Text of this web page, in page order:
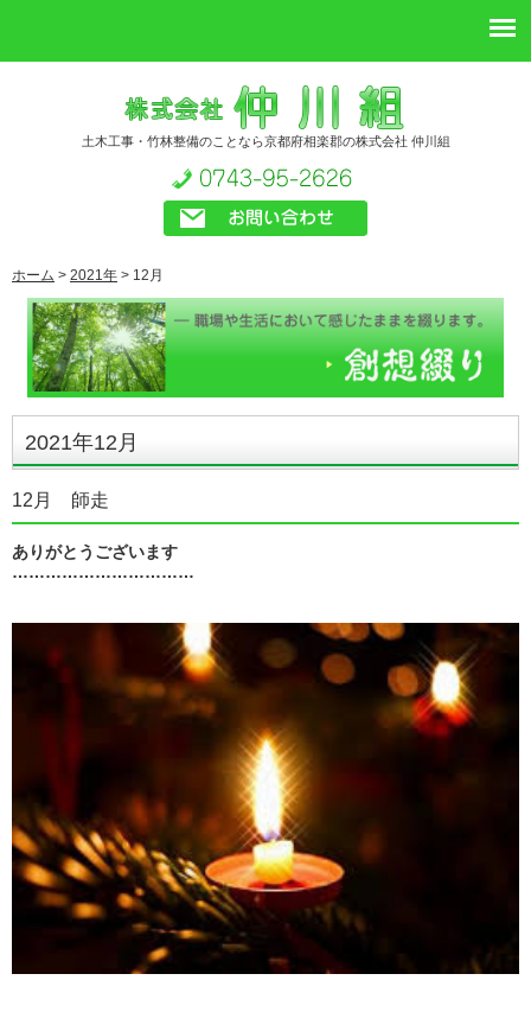
土木工事・竹林整備のことなら京都府相楽郡の株式会社 仲川組
ホーム > 2021年 > 12月
2021年12月
12月 師走
ありがとうございます
……………………………